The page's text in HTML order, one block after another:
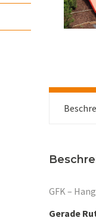
GFK –
Gerade